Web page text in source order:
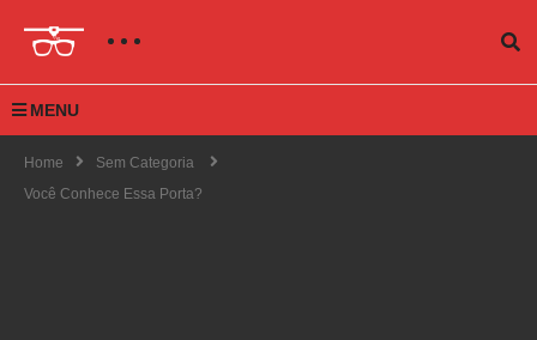
MENU
Home
Sem Categoria
Você Conhece Essa Porta?